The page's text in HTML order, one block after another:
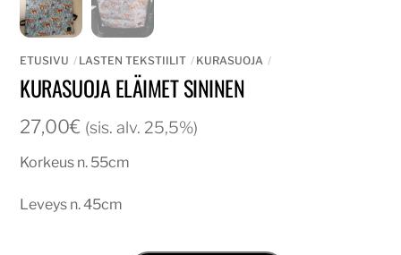
ETUSIVU LASTEN TEKSTIILIT KURASUOJA
KURASUOJA ELÄIMET SININEN
27,00€ (sis. alv. 25,5%)
Korkeus n. 55cm
Leveys n. 45cm